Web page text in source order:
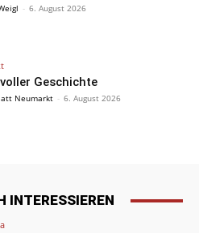
- 6. August 2026
Geschichte
Neumarkt - 6. August 2026
INTERESSIEREN